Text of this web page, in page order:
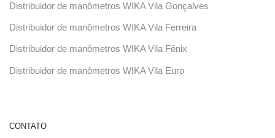
Distribuidor de manômetros WIKA Vila Gonçalves
Distribuidor de manômetros WIKA Vila Ferreira
Distribuidor de manômetros WIKA Vila Fênix
Distribuidor de manômetros WIKA Vila Euro
CONTATO